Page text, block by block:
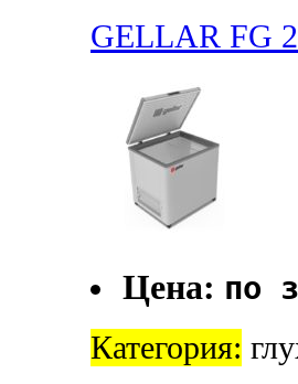
GELLAR FG
Цена: по
Категория: